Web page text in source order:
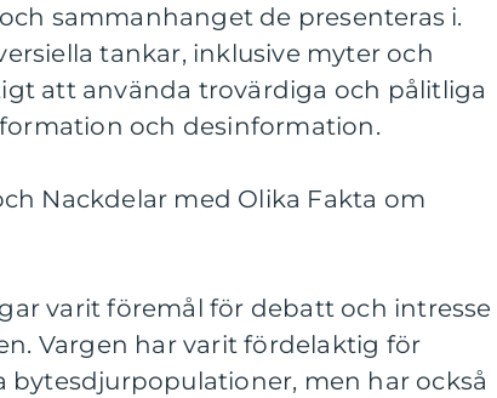
sammanhanget de presenteras i.
tankar, inklusive myter och
att använda trovärdiga och pålitliga
och desinformation.
Nackdelar med Olika Fakta om
varit föremål för debatt och intresse
Vargen har varit fördelaktig för
men har också